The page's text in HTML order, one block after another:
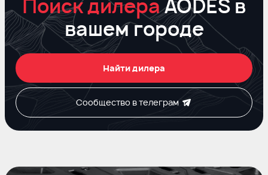
Поиск дилераAODES в
вашем городе
Найти дилера
Сообщество в телеграм